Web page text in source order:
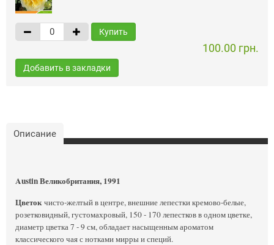
Купить
100.00 грн.
Добавить в закладки
Описание
Austin Великобритания, 1991
Цветокчисто-желтый в центре, внешние лепестки кремово-белые,
розетковидный, густомахровый, 150 - 170 лепестков в одном цветке,
диаметр цветка 7 - 9 см, обладает насыщенным ароматом
классического чая с нотками мирры и специй.